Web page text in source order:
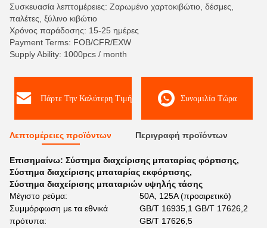
Συσκευασία λεπτομέρειες: Ζαρωμένο χαρτοκιβώτιο, δέσμες,
παλέτες, ξύλινο κιβώτιο
Χρόνος παράδοσης: 15-25 ημέρες
Payment Terms: FOB/CFR/EXW
Supply Ability: 1000pcs / month
Πάρτε Την Καλύτερη Τιμή Συνομιλία Τώρα
Λεπτομέρειες προϊόντων Περιγραφή προϊόντων
Επισημαίνω: Σύστημα διαχείρισης μπαταρίας φόρτισης,
Σύστημα διαχείρισης μπαταρίας εκφόρτισης,
Σύστημα διαχείρισης μπαταριών υψηλής τάσης
Μέγιστο ρεύμα:
50A, 125A (προαιρετικό)
Συμμόρφωση με τα εθνικά
πρότυπα:
GB/T 16935,1 GB/T 17626,2
GB/T 17626,5